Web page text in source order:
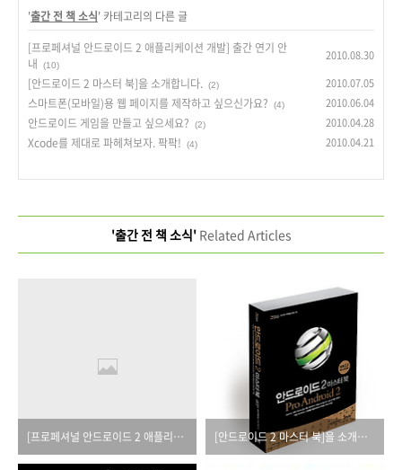
'출간 전 책 소식' 카테고리의 다른 글
[프로페셔널 안드로이드 2 애플리케이션 개발] 출간 연기 안
내
(10)
2010.08.30
[안드로이드 2 마스터 북]을 소개합니다. (2) 2010.07.05
스마트폰(모바일)용 웹 페이지를 제작하고 싶으신가요? (4) 2010.06.04
안드로이드 게임을 만들고 싶으세요? (2) 2010.04.28
Xcode를 제대로 파헤쳐보자. 팍팍! (4) 2010.04.21
'출간 전 책 소식'Related Articles
[프로페셔널 안드로이드 2 애플리케이션 개발] 출간 연기 안내 [안드로이드 2 마스터 북]을 소개합니다.